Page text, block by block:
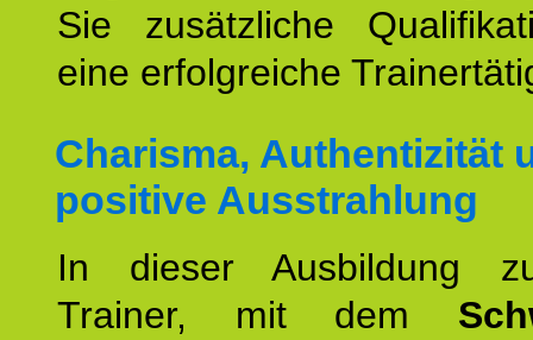
Sie zusätzliche
eine erfolgreiche
Charisma, Authentizität
positive Ausstrahlung
In dieser Ausbildung
Trainer, mit dem